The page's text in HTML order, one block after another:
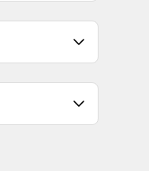
California, US